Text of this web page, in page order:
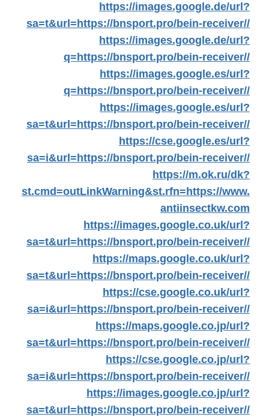
https://images.google.de/url?
sa=t&url=https://bnsport.pro/bein-receiver//
https://images.google.de/url?
q=https://bnsport.pro/bein-receiver//
https://images.google.es/url?
q=https://bnsport.pro/bein-receiver//
https://images.google.es/url?
sa=t&url=https://bnsport.pro/bein-receiver//
https://cse.google.es/url?
sa=i&url=https://bnsport.pro/bein-receiver//
https://m.ok.ru/dk?
st.cmd=outLinkWarning&st.rfn=https://www.
antiinsectkw.com
https://images.google.co.uk/url?
sa=t&url=https://bnsport.pro/bein-receiver//
https://maps.google.co.uk/url?
sa=t&url=https://bnsport.pro/bein-receiver//
https://cse.google.co.uk/url?
sa=i&url=https://bnsport.pro/bein-receiver//
https://maps.google.co.jp/url?
sa=t&url=https://bnsport.pro/bein-receiver//
https://cse.google.co.jp/url?
sa=i&url=https://bnsport.pro/bein-receiver//
https://images.google.co.jp/url?
sa=t&url=https://bnsport.pro/bein-receiver//